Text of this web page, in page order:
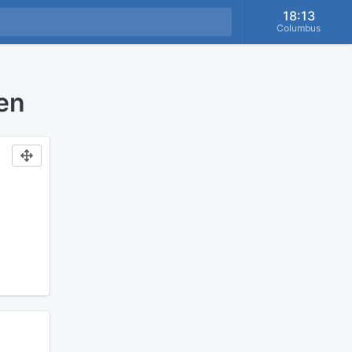
18:13
Columbus